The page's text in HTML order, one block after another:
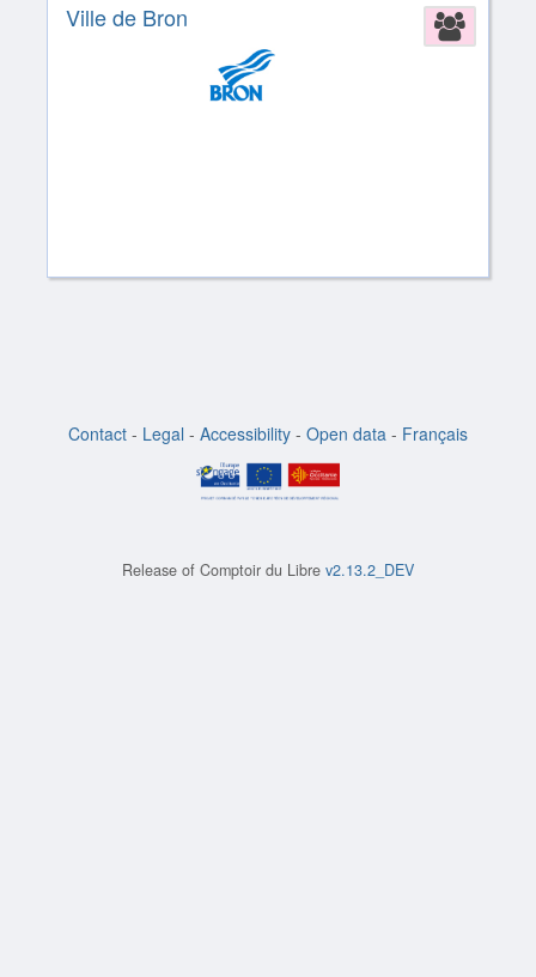
Ville de Bron
Contact - Legal - Accessibility - Open data - Français
Release of Comptoir du Libre v2.13.2_DEV